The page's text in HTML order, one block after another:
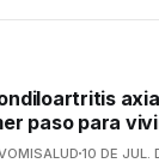
paso para
10 DE JUL.